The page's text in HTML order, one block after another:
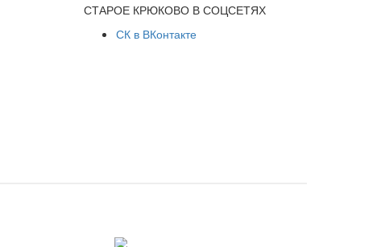
СТАРОЕ КРЮКОВО В СОЦСЕТЯХ
СК в ВКонтакте